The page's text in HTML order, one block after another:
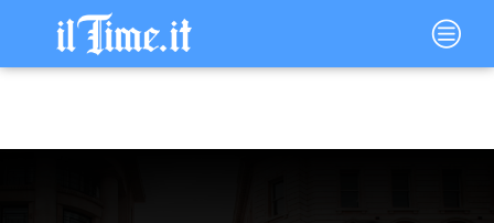
contenuto
Main
Menu